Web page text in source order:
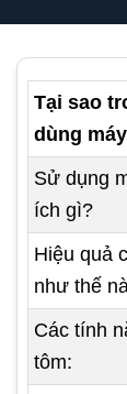
Tại sao
dùng
Sử dụng
ích gì?
Hiệu quả
như thế
Các tính
tôm: